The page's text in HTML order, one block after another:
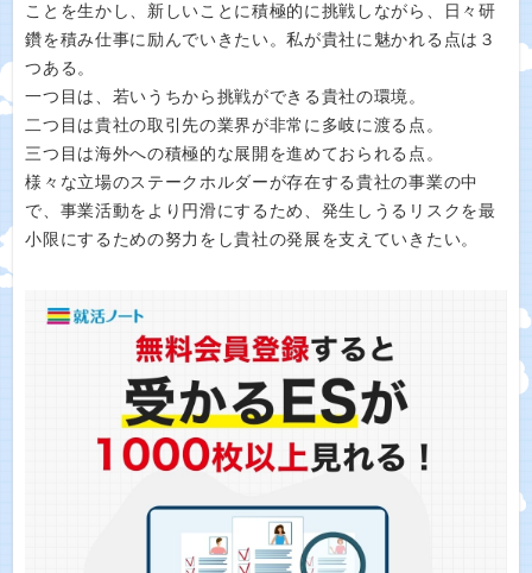
ことを生かし、新しいことに積極的に挑戦しながら、日々研
鑽を積み仕事に励んでいきたい。私が貴社に魅かれる点は３
つある。
一つ目は、若いうちから挑戦ができる貴社の環境。
二つ目は貴社の取引先の業界が非常に多岐に渡る点。
三つ目は海外への積極的な展開を進めておられる点。
様々な立場のステークホルダーが存在する貴社の事業の中
で、事業活動をより円滑にするため、発生しうるリスクを最
小限にするための努力をし貴社の発展を支えていきたい。